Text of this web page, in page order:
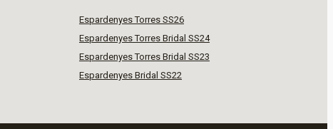
Espardenyes Torres SS26
Espardenyes Torres Bridal SS24
Espardenyes Torres Bridal SS23
Espardenyes Bridal SS22